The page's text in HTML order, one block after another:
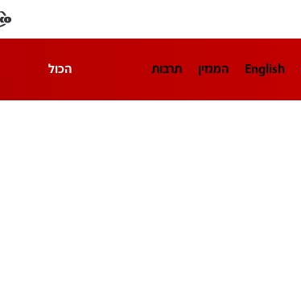
English המגזין תרבות הכול